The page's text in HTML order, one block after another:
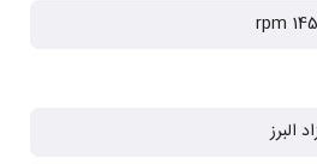
1450
البرز